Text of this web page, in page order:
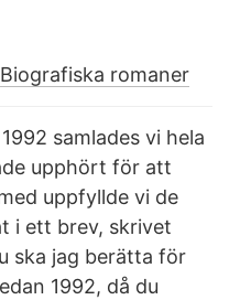
Biografiska romaner
samlades vi hela
upphört för att
uppfyllde vi de
i ett brev, skrivet
ska jag berätta för
1992, då du